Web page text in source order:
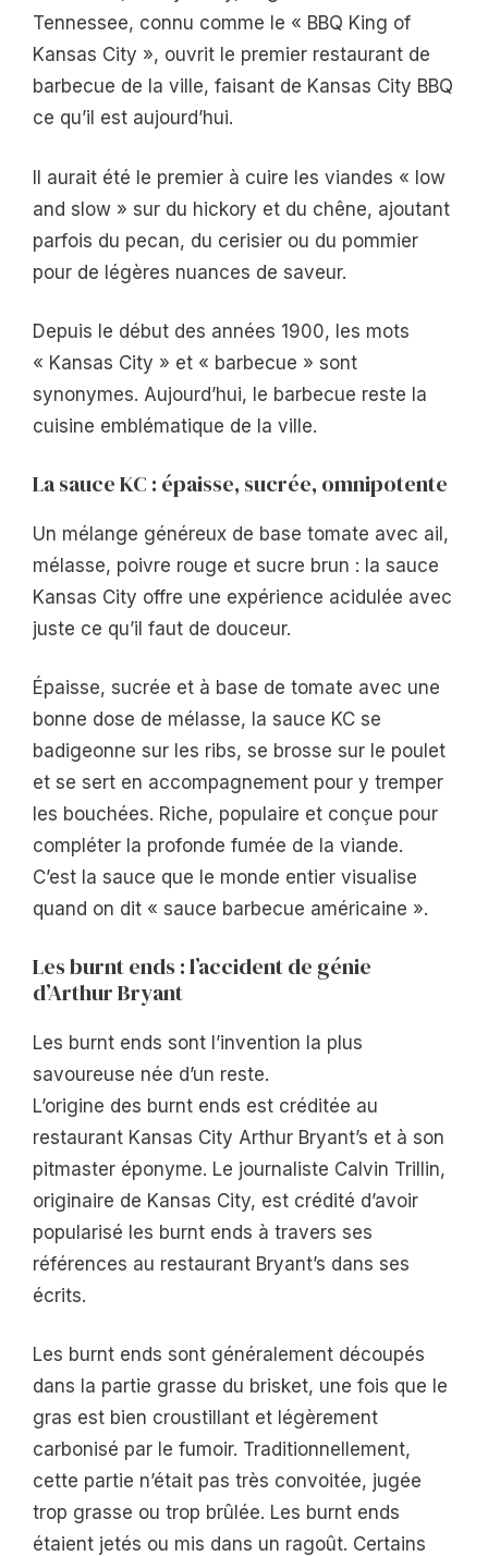
Tennessee, connu comme le « BBQ King of
Kansas City », ouvrit le premier restaurant de
barbecue de la ville, faisant de Kansas City BBQ
ce qu’il est aujourd’hui.
Il aurait été le premier à cuire les viandes « low
and slow » sur du hickory et du chêne, ajoutant
parfois du pecan, du cerisier ou du pommier
pour de légères nuances de saveur.
Depuis le début des années 1900, les mots
« Kansas City » et « barbecue » sont
synonymes. Aujourd’hui, le barbecue reste la
cuisine emblématique de la ville.
La sauce KC : épaisse, sucrée, omnipotente
Un mélange généreux de base tomate avec ail,
mélasse, poivre rouge et sucre brun : la sauce
Kansas City offre une expérience acidulée avec
juste ce qu’il faut de douceur.
Épaisse, sucrée et à base de tomate avec une
bonne dose de mélasse, la sauce KC se
badigeonne sur les ribs, se brosse sur le poulet
et se sert en accompagnement pour y tremper
les bouchées. Riche, populaire et conçue pour
compléter la profonde fumée de la viande.
C’est la sauce que le monde entier visualise
quand on dit « sauce barbecue américaine ».
Les burnt ends : l’accident de génie
d’Arthur Bryant
Les burnt ends sont l’invention la plus
savoureuse née d’un reste.
L’origine des burnt ends est créditée au
restaurant Kansas City Arthur Bryant’s et à son
pitmaster éponyme. Le journaliste Calvin Trillin,
originaire de Kansas City, est crédité d’avoir
popularisé les burnt ends à travers ses
références au restaurant Bryant’s dans ses
écrits.
Les burnt ends sont généralement découpés
dans la partie grasse du brisket, une fois que le
gras est bien croustillant et légèrement
carbonisé par le fumoir. Traditionnellement,
cette partie n’était pas très convoitée, jugée
trop grasse ou trop brûlée. Les burnt ends
étaient jetés ou mis dans un ragoût. Certains